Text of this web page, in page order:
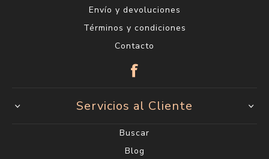
Envío y devoluciones
Términos y condiciones
Contacto
Servicios al Cliente
Buscar
Blog